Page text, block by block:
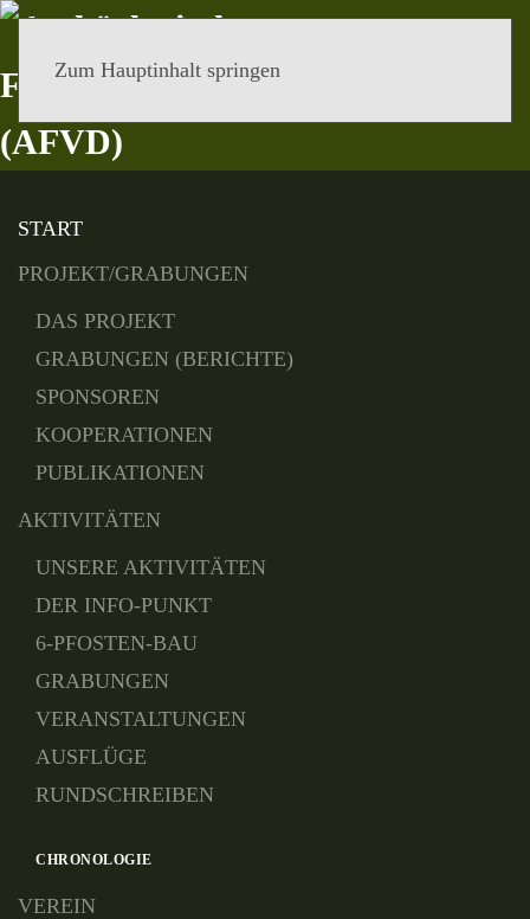
Zum Hauptinhalt springen
START
PROJEKT/GRABUNGEN
DAS PROJEKT
GRABUNGEN (BERICHTE)
SPONSOREN
KOOPERATIONEN
PUBLIKATIONEN
AKTIVITÄTEN
UNSERE AKTIVITÄTEN
DER INFO-PUNKT
6-PFOSTEN-BAU
GRABUNGEN
VERANSTALTUNGEN
AUSFLÜGE
RUNDSCHREIBEN
CHRONOLOGIE
VEREIN